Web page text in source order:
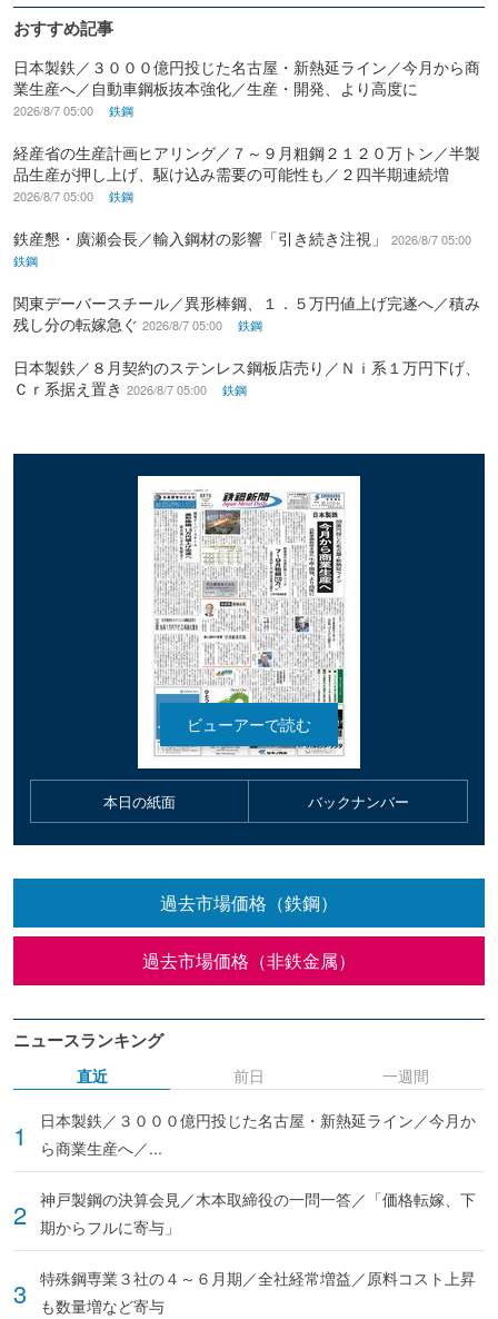
おすすめ記事
日本製鉄／３０００億円投じた名古屋・新熱延ライン／今月から商
業生産へ／自動車鋼板抜本強化／生産・開発、より高度に
2026/8/7 05:00 鉄鋼
経産省の生産計画ヒアリング／７～９月粗鋼２１２０万トン／半製
品生産が押し上げ、駆け込み需要の可能性も／２四半期連続増
2026/8/7 05:00 鉄鋼
鉄産懇・廣瀬会長／輸入鋼材の影響「引き続き注視」
2026/8/7 05:00
鉄鋼
関東デーバースチール／異形棒鋼、１．５万円値上げ完遂へ／積み
残し分の転嫁急ぐ 2026/8/7 05:00 鉄鋼
日本製鉄／８月契約のステンレス鋼板店売り／Ｎｉ系１万円下げ、
Ｃｒ系据え置き 2026/8/7 05:00 鉄鋼
本日の紙面 バックナンバー
過去市場価格（鉄鋼）
過去市場価格（非鉄金属）
ニュースランキング
直近
日本製鉄／３０００億円投じた名古屋・新熱延ライン／今月か
ら商業生産へ／...
神戸製鋼の決算会見／木本取締役の一問一答／「価格転嫁、下
期からフルに寄与」
特殊鋼専業３社の４～６月期／全社経常増益／原料コスト上昇
も数量増など寄与
前日 一週間